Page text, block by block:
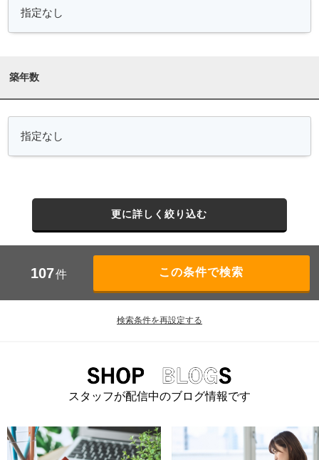
築年数
更に詳しく絞り込む
107件
検索条件を再設定する
スタッフが配信中のブログ情報です